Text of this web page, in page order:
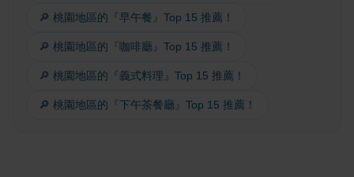
🔎 桃園地區的『早午餐』Top 15 推薦！
🔎 桃園地區的『咖啡廳』Top 15 推薦！
🔎 桃園地區的『義式料理』Top 15 推薦！
🔎 桃園地區的『下午茶餐廳』Top 15 推薦！